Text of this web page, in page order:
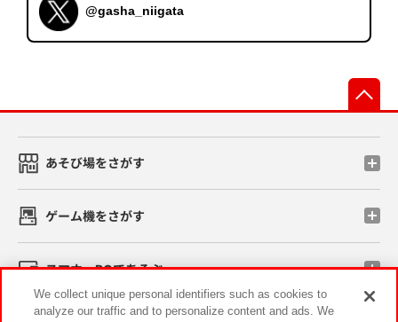
@gasha_niigata
あそび場をさがす
ゲーム機をさがす
スマホ・PCであそぶ
We collect unique personal identifiers such as cookies to
analyze our traffic and to personalize content and ads. We